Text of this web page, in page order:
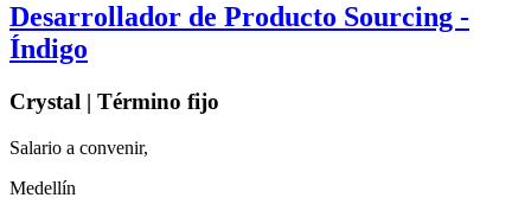
Desarrollador de Producto Sourcing -
Índigo
Crystal | Término fijo
Salario a convenir,
Medellín